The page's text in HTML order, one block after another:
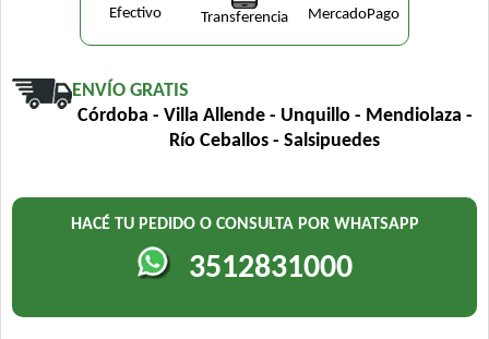
Efectivo Transferencia MercadoPago
ENVÍO GRATIS
Córdoba - Villa Allende - Unquillo - Mendiolaza -
Río Ceballos - Salsipuedes
HACÉ TU PEDIDO O CONSULTA POR WHATSAPP
3512831000